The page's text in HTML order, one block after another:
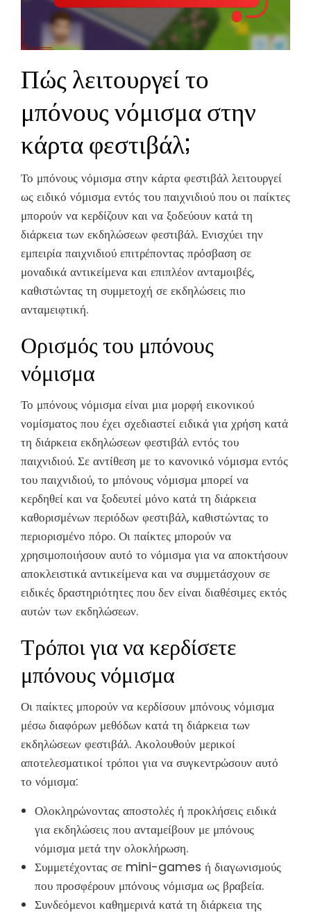
Πώς λειτουργεί το
μπόνους νόμισμα στην
κάρτα φεστιβάλ;
Το μπόνους νόμισμα στην κάρτα φεστιβάλ λειτουργεί
ως ειδικό νόμισμα εντός του παιχνιδιού που οι παίκτες
μπορούν να κερδίζουν και να ξοδεύουν κατά τη
διάρκεια των εκδηλώσεων φεστιβάλ. Ενισχύει την
εμπειρία παιχνιδιού επιτρέποντας πρόσβαση σε
μοναδικά αντικείμενα και επιπλέον ανταμοιβές,
καθιστώντας τη συμμετοχή σε εκδηλώσεις πιο
ανταμειφτική.
Ορισμός του μπόνους
νόμισμα
Το μπόνους νόμισμα είναι μια μορφή εικονικού
νομίσματος που έχει σχεδιαστεί ειδικά για χρήση κατά
τη διάρκεια εκδηλώσεων φεστιβάλ εντός του
παιχνιδιού. Σε αντίθεση με το κανονικό νόμισμα εντός
του παιχνιδιού, το μπόνους νόμισμα μπορεί να
κερδηθεί και να ξοδευτεί μόνο κατά τη διάρκεια
καθορισμένων περιόδων φεστιβάλ, καθιστώντας το
περιορισμένο πόρο. Οι παίκτες μπορούν να
χρησιμοποιήσουν αυτό το νόμισμα για να αποκτήσουν
αποκλειστικά αντικείμενα και να συμμετάσχουν σε
ειδικές δραστηριότητες που δεν είναι διαθέσιμες εκτός
αυτών των εκδηλώσεων.
Τρόποι για να κερδίσετε
μπόνους νόμισμα
Οι παίκτες μπορούν να κερδίσουν μπόνους νόμισμα
μέσω διαφόρων μεθόδων κατά τη διάρκεια των
εκδηλώσεων φεστιβάλ. Ακολουθούν μερικοί
αποτελεσματικοί τρόποι για να συγκεντρώσουν αυτό
το νόμισμα:
Ολοκληρώνοντας αποστολές ή προκλήσεις ειδικά
για εκδηλώσεις που ανταμείβουν με μπόνους
νόμισμα μετά την ολοκλήρωση.
Συμμετέχοντας σε mini-games ή διαγωνισμούς
που προσφέρουν μπόνους νόμισμα ως βραβεία.
Συνδεόμενοι καθημερινά κατά τη διάρκεια της